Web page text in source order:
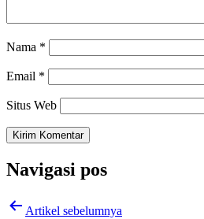
Nama *
Email *
Situs Web
Navigasi pos
Artikel sebelumnya